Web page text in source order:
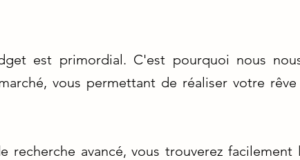
est primordial. C'est pourquoi nous
vous permettant de réaliser votre
recherche avancé, vous trouverez